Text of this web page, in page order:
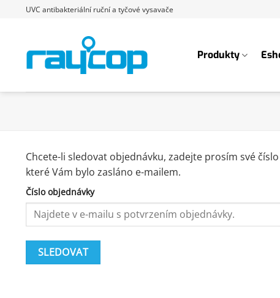
PřeskočitUVC antibakteriální ruční a tyčové vysavače
Produkty
Chcete-li sledovat objednávku, zadejte prosím své
které Vám bylo zasláno e-mailem.
Číslo objednávky
SLEDOVAT